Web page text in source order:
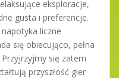
eksploracje,
gusta i preferencje.
liczne
się obiecująco, pełna
się zatem
przyszłość gier